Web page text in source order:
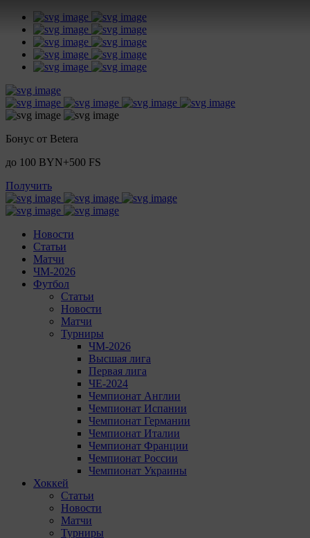
Бонус от Betera
до 100 BYN+500 FS
Получить
Новости
Статьи
Матчи
ЧМ-2026
Футбол
Статьи
Новости
Матчи
Турниры
ЧМ-2026
Высшая лига
Первая лига
ЧЕ-2024
Чемпионат Англии
Чемпионат Испании
Чемпионат Германии
Чемпионат Италии
Чемпионат Франции
Чемпионат России
Чемпионат Украины
Хоккей
Статьи
Новости
Матчи
Турниры